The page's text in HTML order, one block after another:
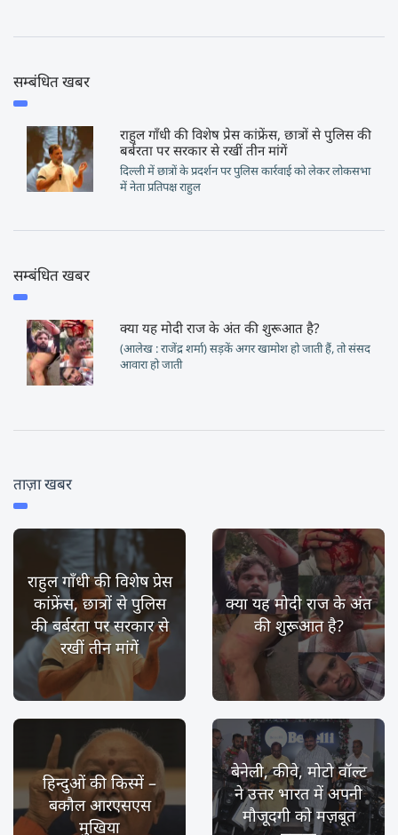
सम्बंधित खबर
राहुल गाँधी की विशेष प्रेस कांफ्रेंस, छात्रों से पुलिस की
बर्बरता पर सरकार से रखीं तीन मांगें
दिल्ली में छात्रों के प्रदर्शन पर पुलिस कार्रवाई को लेकर लोकसभा
में नेता प्रतिपक्ष राहुल
सम्बंधित खबर
क्या यह मोदी राज के अंत की शुरूआत है?
(आलेख : राजेंद्र शर्मा) सड़कें अगर खामोश हो जाती हैं, तो संसद
आवारा हो जाती
ताज़ा खबर
राहुल गाँधी की विशेष प्रेस
कांफ्रेंस, छात्रों से पुलिस
की बर्बरता पर सरकार से
रखीं तीन मांगें
क्या यह मोदी राज के अंत
की शुरूआत है?
हिन्दुओं की किस्में –
बकौल आरएसएस
मुखिया
बेनेली, कीवे, मोटो वॉल्ट
ने उत्तर भारत में अपनी
मौजूदगी को मज़बूत